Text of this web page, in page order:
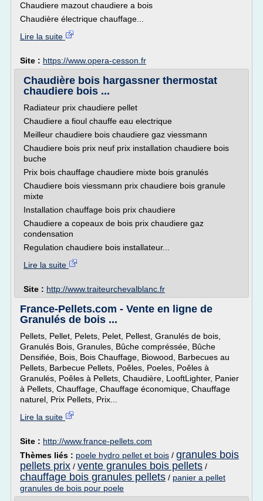
Chaudiere mazout chaudiere a bois
Chaudière électrique chauffage...
Lire la suite
Site : https://www.opera-cesson.fr
Chaudière bois hargassner thermostat
chaudiere bois ...
Radiateur prix chaudiere pellet
Chaudiere a fioul chauffe eau electrique
Meilleur chaudiere bois chaudiere gaz viessmann
Chaudiere bois prix neuf prix installation chaudiere bois
buche
Prix bois chauffage chaudiere mixte bois granulés
Chaudiere bois viessmann prix chaudiere bois granule
mixte
Installation chauffage bois prix chaudiere
Chaudiere a copeaux de bois prix chaudiere gaz
condensation
Regulation chaudiere bois installateur...
Lire la suite
Site : http://www.traiteurchevalblanc.fr
France-Pellets.com - Vente en ligne de
Granulés de bois ...
Pellets, Pellet, Pelets, Pelet, Pellest, Granulés de bois,
Granulés Bois, Granules, Bûche compréssée, Bûche
Densifiée, Bois, Bois Chauffage, Biowood, Barbecues au
Pellets, Barbecue Pellets, Poêles, Poeles, Poêles à
Granulés, Poêles à Pellets, Chaudière, LooftLighter, Panier
à Pellets, Chauffage, Chauffage économique, Chauffage
naturel, Prix Pellets, Prix...
Lire la suite
Site : http://www.france-pellets.com
Thèmes liés : poele hydro pellet et bois / granules bois
pellets prix / vente granules bois pellets /
chauffage bois granules pellets / panier a pellet
granules de bois pour poele